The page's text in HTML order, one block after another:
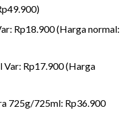
Rp18.900 (Harga normal:
Rp17.900 (Harga
725g/725ml: Rp36.900